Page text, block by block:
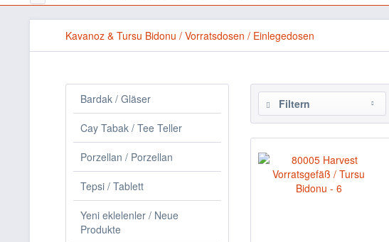
Kavanoz & Tursu Bidonu / Vorratsdosen / Einlegedosen
Bardak / Gläser
Cay Tabak / Tee Teller
Porzellan / Porzellan
Tepsi / Tablett
Yeni eklelenler / Neue
Produkte
Filtern